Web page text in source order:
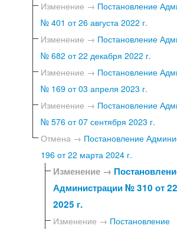
Изменение → Постановление
№ 401 от 26 августа 2022 г.
Изменение → Постановление
№ 682 от 22 декабря 2022 г.
Изменение → Постановление
№ 169 от 03 апреля 2023 г.
Изменение → Постановление
№ 576 от 07 сентября 2023 г.
Отмена → Постановление
196 от 22 марта 2024 г.
Изменение →
Администрации № 310 от
2025 г.
Изменение → Постановление